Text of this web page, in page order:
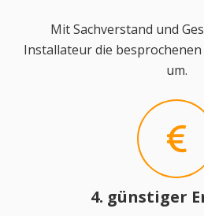
Mit Sachverstand und
Installateur die
um.
4. günstiger